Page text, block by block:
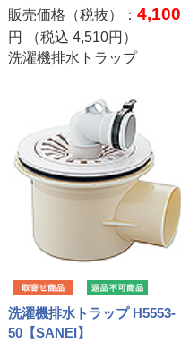
販売価格（税抜）： 4,100
円 （税込 4,510円）
洗濯機排水トラップ
洗濯機排水トラップ H5553-
50【SANEI】